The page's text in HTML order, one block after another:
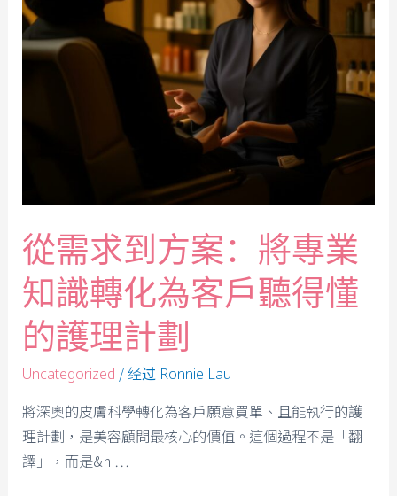
從需求到方案：將專業
知識轉化為客戶聽得懂
的護理計劃
Uncategorized / 经过 Ronnie Lau
將深奧的皮膚科學轉化為客戶願意買單、且能執行的護
理計劃，是美容顧問最核心的價值。這個過程不是「翻
譯」，而是&n …